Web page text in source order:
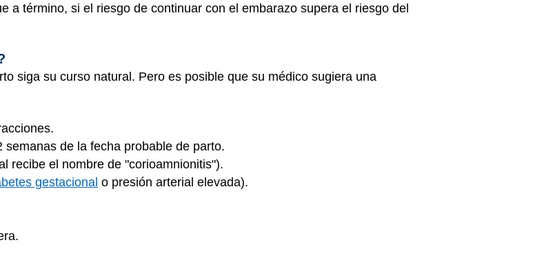
a término, si el riesgo de continuar con el embarazo supera el riesgo del
siga su curso natural. Pero es posible que su médico sugiera una
de la fecha probable de parto.
recibe el nombre de "corioamnionitis").
gestacional o presión arterial elevada).